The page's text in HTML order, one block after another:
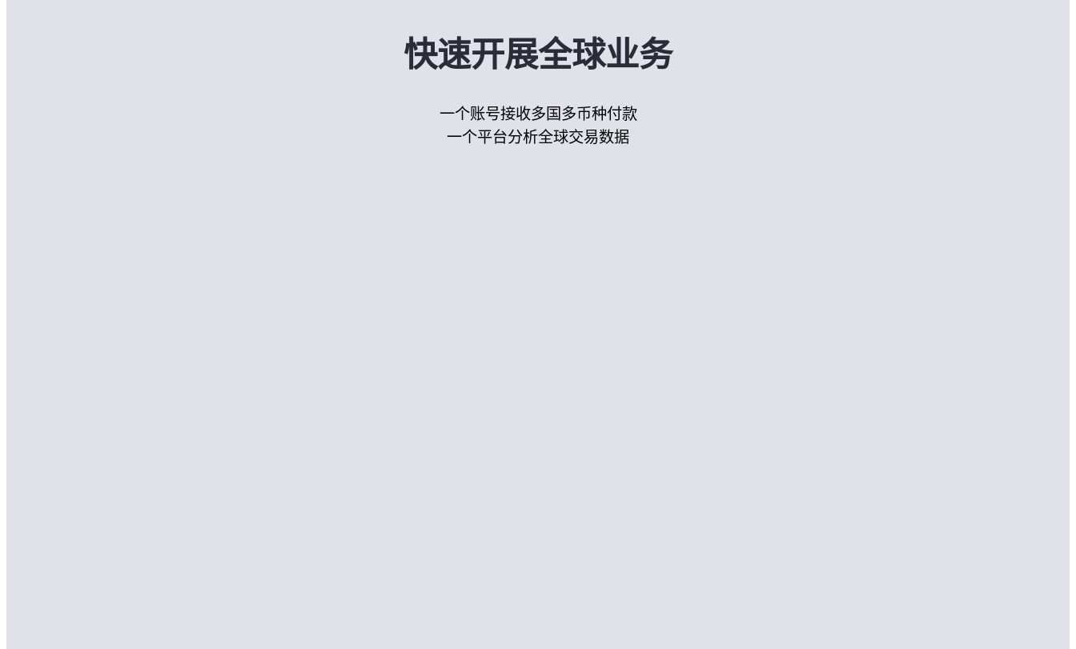
快速开展全球业务
一个账号接收多国多币种付款
一个平台分析全球交易数据